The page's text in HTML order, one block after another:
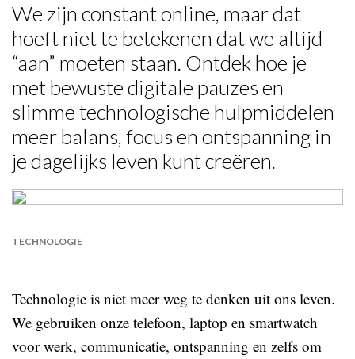
We zijn constant online, maar dat
hoeft niet te betekenen dat we altijd
“aan” moeten staan. Ontdek hoe je
met bewuste digitale pauzes en
slimme technologische hulpmiddelen
meer balans, focus en ontspanning in
je dagelijks leven kunt creëren.
TECHNOLOGIE
Technologie is niet meer weg te denken uit ons leven.
We gebruiken onze telefoon, laptop en smartwatch
voor werk, communicatie, ontspanning en zelfs om